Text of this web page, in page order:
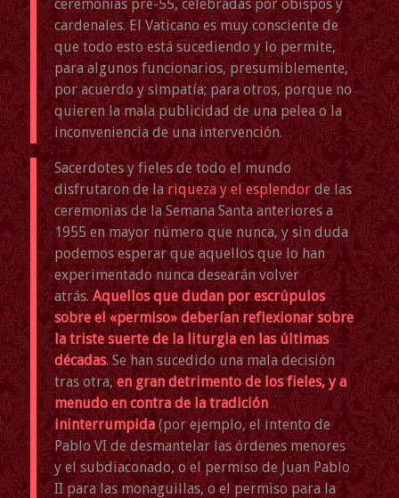
ceremonias pre-55, celebradas por obispos y
cardenales. El Vaticano es muy consciente de
que todo esto está sucediendo y lo permite,
para algunos funcionarios, presumiblemente,
por acuerdo y simpatía; para otros, porque no
quieren la mala publicidad de una pelea o la
inconveniencia de una intervención.
Sacerdotes y fieles de todo el mundo
disfrutaron de la riqueza y el esplendorde las
ceremonias de la Semana Santa anteriores a
1955 en mayor número que nunca, y sin duda
podemos esperar que aquellos que lo han
experimentado nunca desearán volver
atrás.Aquellos que dudan por escrúpulos
sobre el «permiso» deberían reflexionar sobre
la triste suerte de la liturgia en las últimas
décadas. Se han sucedido una mala decisión
tras otra,en gran detrimento de los fieles, y a
menudo en contra de la tradición
ininterrumpida(por ejemplo, el intento de
Pablo VI de desmantelar las órdenes menores
y el subdiaconado, o el permiso de Juan Pablo
II para las monaguillas, o el permiso para la